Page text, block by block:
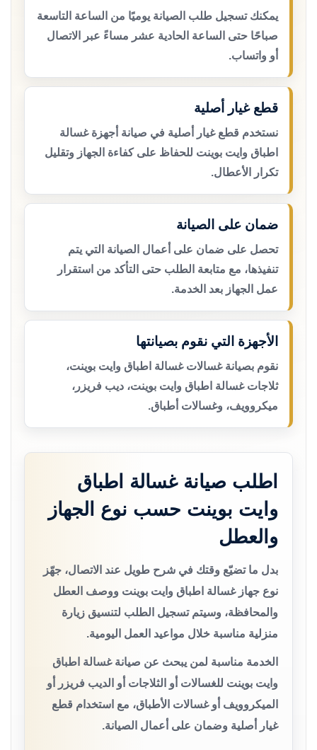
يمكنك تسجيل طلب الصيانة يوميًا من الساعة التاسعة
صباحًا حتى الساعة الحادية عشر مساءً عبر الاتصال
أو واتساب.
قطع غيار أصلية
نستخدم قطع غيار أصلية في صيانة أجهزة غسالة
اطباق وايت بوينت للحفاظ على كفاءة الجهاز وتقليل
تكرار الأعطال.
ضمان على الصيانة
تحصل على ضمان على أعمال الصيانة التي يتم
تنفيذها، مع متابعة الطلب حتى التأكد من استقرار
عمل الجهاز بعد الخدمة.
الأجهزة التي نقوم بصيانتها
نقوم بصيانة غسالات غسالة اطباق وايت بوينت،
ثلاجات غسالة اطباق وايت بوينت، ديب فريزر،
ميكروويف، وغسالات أطباق.
اطلب صيانة غسالة اطباق
وايت بوينت حسب نوع الجهاز
والعطل
بدل ما تضيّع وقتك في شرح طويل عند الاتصال، جهّز
نوع جهاز غسالة اطباق وايت بوينت ووصف العطل
والمحافظة، وسيتم تسجيل الطلب لتنسيق زيارة
منزلية مناسبة خلال مواعيد العمل اليومية.
الخدمة مناسبة لمن يبحث عن صيانة غسالة اطباق
وايت بوينت للغسالات أو الثلاجات أو الديب فريزر أو
الميكروويف أو غسالات الأطباق، مع استخدام قطع
غيار أصلية وضمان على أعمال الصيانة.